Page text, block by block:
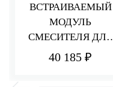
ВСТРАИВАЕМЫЙ
МОДУЛЬ
СМЕСИТЕЛЯ ДЛЯ
ВАННЫ/ДУША
40 185 ₽